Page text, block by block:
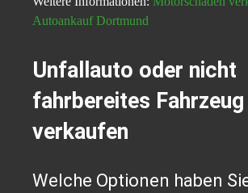
Autoankauf Dortmund
Unfallauto oder nicht
fahrbereites Fahrzeug
verkaufen
Welche Optionen haben